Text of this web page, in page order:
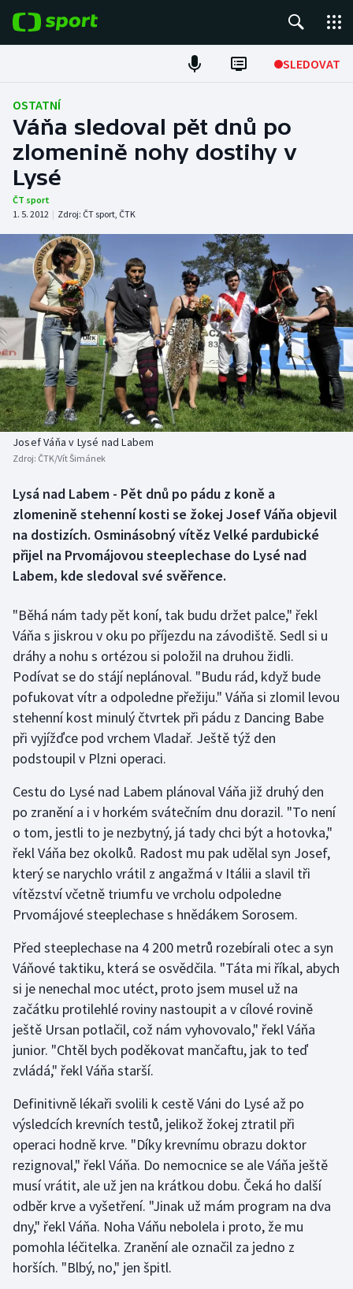
SLEDOVAT
Fotbal
Hokej
Tenis
Atletika
Cyklistika
DALŠÍ SPORTY
Americký fotbal
Baseball a softbal
Basketbal
Biatlon
Box
Curling
Florbal
Futsal
Golf
Gymnastika
Jezdectví
Judo
Krasobruslení
Lyže a snowboard
Moderní pětiboj
Motorsport
Olympijské hry
Parasport
Plavání
Plážový volejbal
Ragby
Rychlobruslení
NEPŘEHLÉDNĚTE
Soutěže
Historické návraty
Aplikace ČT sport
OSTATNÍ
Váňa sledoval pět dnů po
zlomenině nohy dostihy v
Lysé
ČT sport
1. 5. 2012 | Zdroj: ČT sport, ČTK
Josef Váňa v Lysé nad Labem
Zdroj: ČTK/Vít Šimánek
Lysá nad Labem - Pět dnů po pádu z koně a
zlomenině stehenní kosti se žokej Josef Váňa objevil
na dostizích. Osminásobný vítěz Velké pardubické
přijel na Prvomájovou steeplechase do Lysé nad
Labem, kde sledoval své svěřence.
"Běhá nám tady pět koní, tak budu držet palce," řekl
Váňa s jiskrou v oku po příjezdu na závodiště. Sedl si u
dráhy a nohu s ortézou si položil na druhou židli.
Podívat se do stájí neplánoval. "Budu rád, když bude
pofukovat vítr a odpoledne přežiju." Váňa si zlomil levou
stehenní kost minulý čtvrtek při pádu z Dancing Babe
při vyjížďce pod vrchem Vladař. Ještě týž den
podstoupil v Plzni operaci.
Cestu do Lysé nad Labem plánoval Váňa již druhý den
po zranění a i v horkém svátečním dnu dorazil. "To není
o tom, jestli to je nezbytný, já tady chci být a hotovka,"
řekl Váňa bez okolků. Radost mu pak udělal syn Josef,
který se narychlo vrátil z angažmá v Itálii a slavil tři
vítězství včetně triumfu ve vrcholu odpoledne
Prvomájové steeplechase s hnědákem Sorosem.
Před steeplechase na 4 200 metrů rozebírali otec a syn
Váňové taktiku, která se osvědčila. "Táta mi říkal, abych
si je nenechal moc utéct, proto jsem musel už na
začátku protilehlé roviny nastoupit a v cílové rovině
ještě Ursan potlačil, což nám vyhovovalo," řekl Váňa
junior. "Chtěl bych poděkovat mančaftu, jak to teď
zvládá," řekl Váňa starší.
Definitivně lékaři svolili k cestě Váni do Lysé až po
výsledcích krevních testů, jelikož žokej ztratil při
operaci hodně krve. "Díky krevnímu obrazu doktor
rezignoval," řekl Váňa. Do nemocnice se ale Váňa ještě
musí vrátit, ale už jen na krátkou dobu. Čeká ho další
odběr krve a vyšetření. "Jinak už mám program na dva
dny," řekl Váňa. Noha Váňu nebolela i proto, že mu
pomohla léčitelka. Zranění ale označil za jedno z
horších. "Blbý, no," jen špitl.